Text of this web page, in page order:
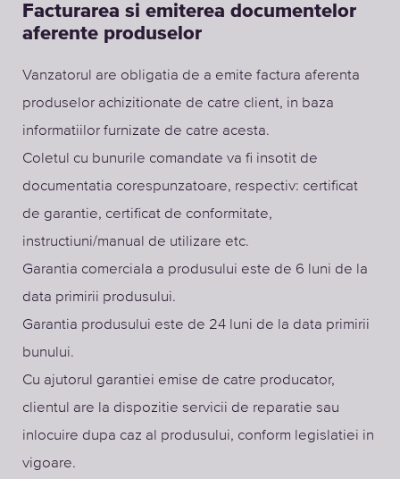
Facturarea si emiterea documentelor
aferente produselor
Vanzatorul are obligatia de a emite factura aferenta
produselor achizitionate de catre client, in baza
informatiilor furnizate de catre acesta.
Coletul cu bunurile comandate va fi insotit de
documentatia corespunzatoare, respectiv: certificat
de garantie, certificat de conformitate,
instructiuni/manual de utilizare etc.
Garantia comerciala a produsului este de 6 luni de la
data primirii produsului.
Garantia produsului este de 24 luni de la data primirii
bunului.
Cu ajutorul garantiei emise de catre producator,
clientul are la dispozitie servicii de reparatie sau
inlocuire dupa caz al produsului, conform legislatiei in
vigoare.